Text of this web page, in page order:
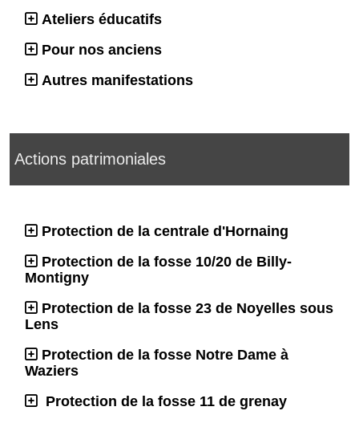
Ateliers éducatifs
Pour nos anciens
Autres manifestations
Actions patrimoniales
Protection de la centrale d'Hornaing
Protection de la fosse 10/20 de Billy-
Montigny
Protection de la fosse 23 de Noyelles sous
Lens
Protection de la fosse Notre Dame à
Waziers
Protection de la fosse 11 de grenay